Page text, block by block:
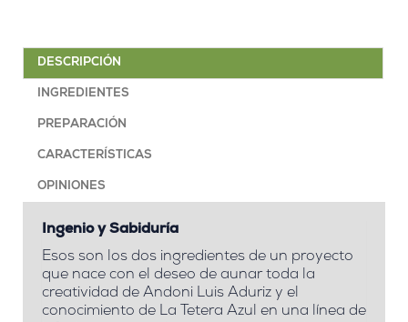
DESCRIPCIÓN
INGREDIENTES
PREPARACIÓN
CARACTERÍSTICAS
OPINIONES
Ingenio y Sabiduría
Esos son los dos ingredientes de un proyecto
que nace con el deseo de aunar toda la
creatividad de Andoni Luis Aduriz y el
conocimiento de La Tetera Azul en una línea de